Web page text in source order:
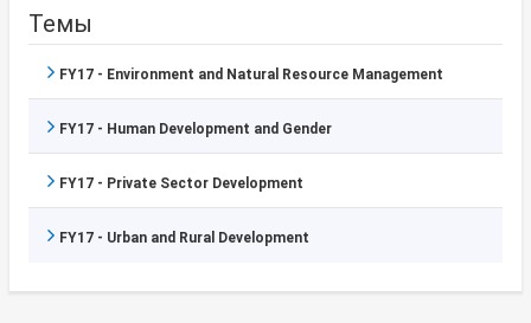
Темы
FY17 - Environment and Natural Resource Management
FY17 - Human Development and Gender
FY17 - Private Sector Development
FY17 - Urban and Rural Development